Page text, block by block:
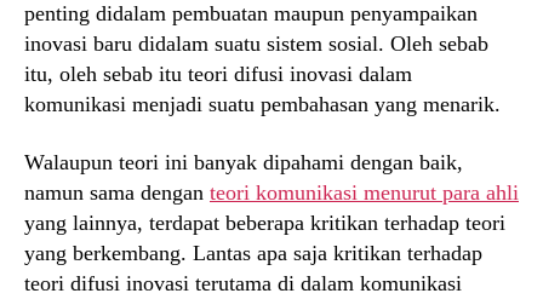
penting didalam pembuatan maupun penyampaikan
inovasi baru didalam suatu sistem sosial. Oleh sebab
itu, oleh sebab itu teori difusi inovasi dalam
komunikasi menjadi suatu pembahasan yang menarik.
Walaupun teori ini banyak dipahami dengan baik,
namun sama dengan teori komunikasi menurut para ahli
yang lainnya, terdapat beberapa kritikan terhadap teori
yang berkembang. Lantas apa saja kritikan terhadap
teori difusi inovasi terutama di dalam komunikasi